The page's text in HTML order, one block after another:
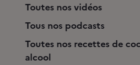
Toutes nos vidéos
Tous nos podcasts
Toutes nos recettes de
alcool